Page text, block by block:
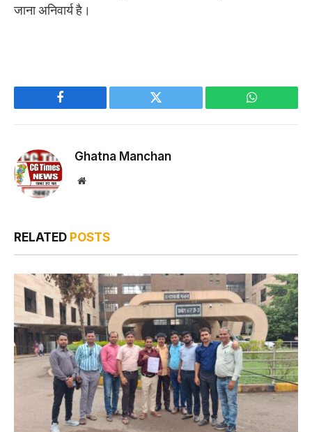
जाना अनिवार्य है।
Facebook Twitter WhatsApp
Ghatna Manchan
Website
RELATED POSTS